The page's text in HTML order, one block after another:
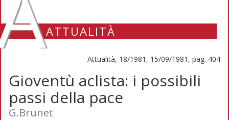
ATTUALITÀ
Attualità, 18/1981, 15/09/1981, pag. 404
Gioventù aclista: i possibili
passi della pace
G.Brunet